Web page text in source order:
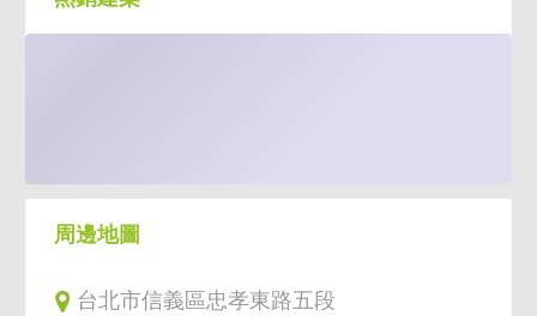
周邊地圖
台北市信義區忠孝東路五段